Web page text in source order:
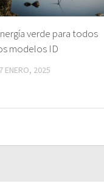
verde para todos
modelos ID
ENERO, 2025